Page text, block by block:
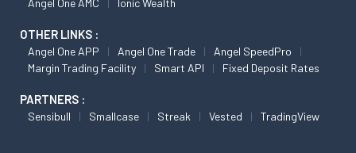
Angel One AMC Ionic Wealth
OTHER LINKS :
Angel One APP Angel One Trade
Angel SpeedPro
Margin Trading Facility
Smart API Fixed Deposit Rates
PARTNERS :
Sensibull Smallcase Streak Vested TradingView